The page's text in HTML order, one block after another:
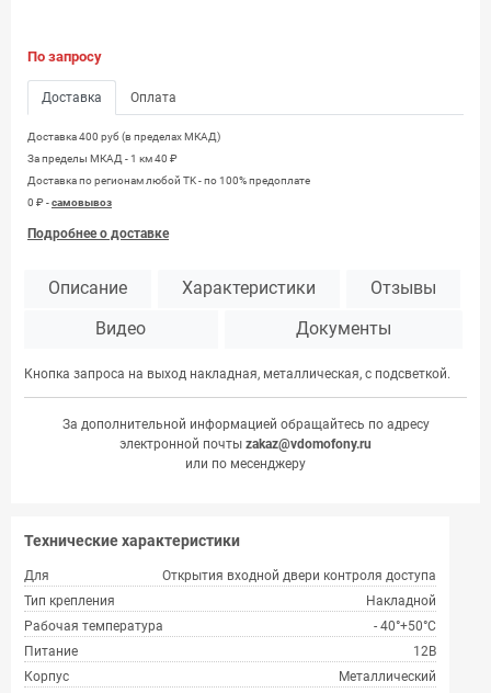
По запросу
Доставка Оплата
Доставка 400 руб (в пределах МКАД)
За пределы МКАД - 1 км 40 ₽
Доставка по регионам любой TK - по 100% предоплате
0 ₽ -самовывоз
Подробнее о доставке
Описание Характеристики Отзывы
Видео Документы
Кнопка запроса на выход накладная, металлическая, с подсветкой.
За дополнительной информацией обращайтесь по адресу
электронной почты zakaz@vdomofony.ru
или по месенджеру
Технические характеристики
Для
Открытия входной двери контроля доступа
Тип крепления
Накладной
Рабочая температура
- 40°+50°С
Питание
12В
Корпус
Металлический